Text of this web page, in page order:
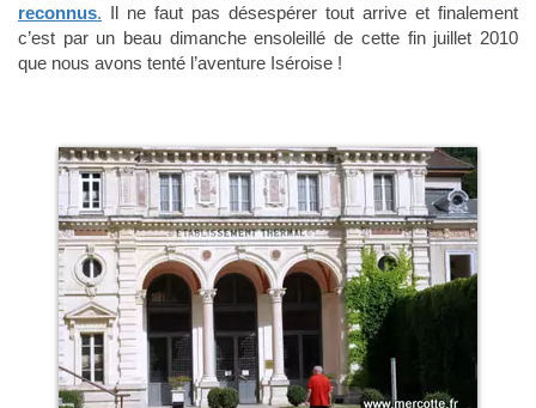
reconnus. Il ne faut pas désespérer tout arrive et finalement
c’est par un beau dimanche ensoleillé de cette fin juillet 2010
que nous avons tenté l’aventure Iséroise !